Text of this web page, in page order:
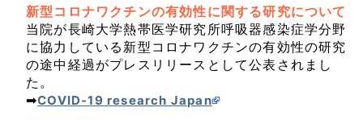
新型コロナワクチンの有効性に関する研究について
当院が長崎大学熱帯医学研究所呼吸器感染症学分野
に協力している新型コロナワクチンの有効性の研究
の途中経過がプレスリリースとして公表されまし
た。
➡COVID-19 research Japan